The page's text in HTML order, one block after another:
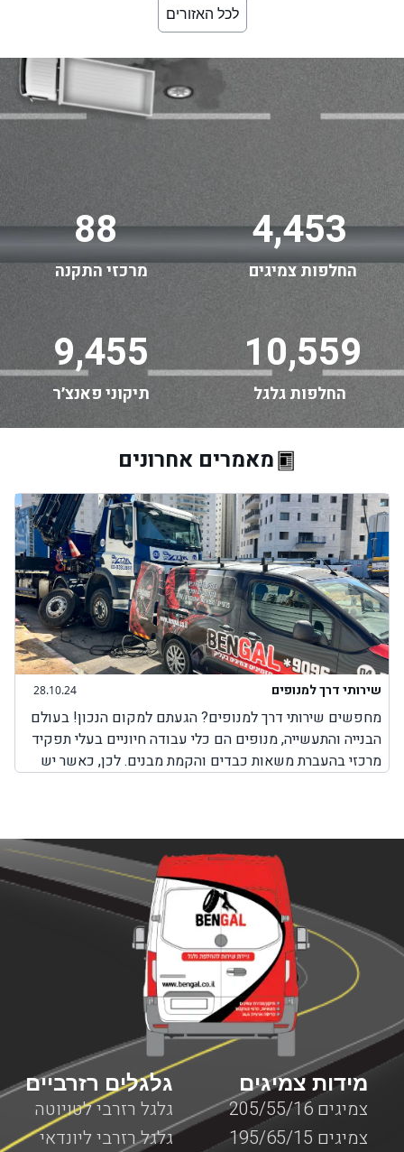
לכל האזורים
88
מרכזי התקנה
4,453
החלפות צמיגים
9,455
תיקוני פאנצ׳ר
10,559
החלפות גלגל
מאמרים אחרונים
28.10.24 שירותי דרך למנופים
מחפשים שירותי דרך למנופים? הגעתם למקום הנכון! בעולם
הבנייה והתעשייה, מנופים הם כלי עבודה חיוניים בעלי תפקיד
מרכזי בהעברת משאות כבדים והקמת מבנים. לכן, כאשר יש
במנופים עלולות להתרחש בכל זמן, בשעות שבהן ניתן להגיע
למקום שבו אפשר לקבל שירותי תיקון למנופים או באמצע
הדרך בשעות שבהן אין שירותי דרך למנופים. לכן, חשוב
לדעת שחברת BenGal מציעה שירותי דרך למנופים בכל מקום
שבו אתם תקועים עם המנוף. לא משנה אם מדובר על צפון
הארץ, מרכזה, דרום או ירושלים, יצירת קשר עם חברת בן גל
יאפשר לכם לקבל את השירות המבוקש לכם כמה שיותר מהר,
עד המקום שבו אתם נמצאים עם המנוף כאשר כל השירותים
מוצעים על ידי צוות מקצועי ומנוסה המומחה בשירותי דרך
המותאמים למנופים.
גלגלים רזרביים
גלגל רזרבי לטויוטה
גלגל רזרבי ליונדאי
מידות צמיגים
צמיגים 205/55/16
צמיגים 195/65/15